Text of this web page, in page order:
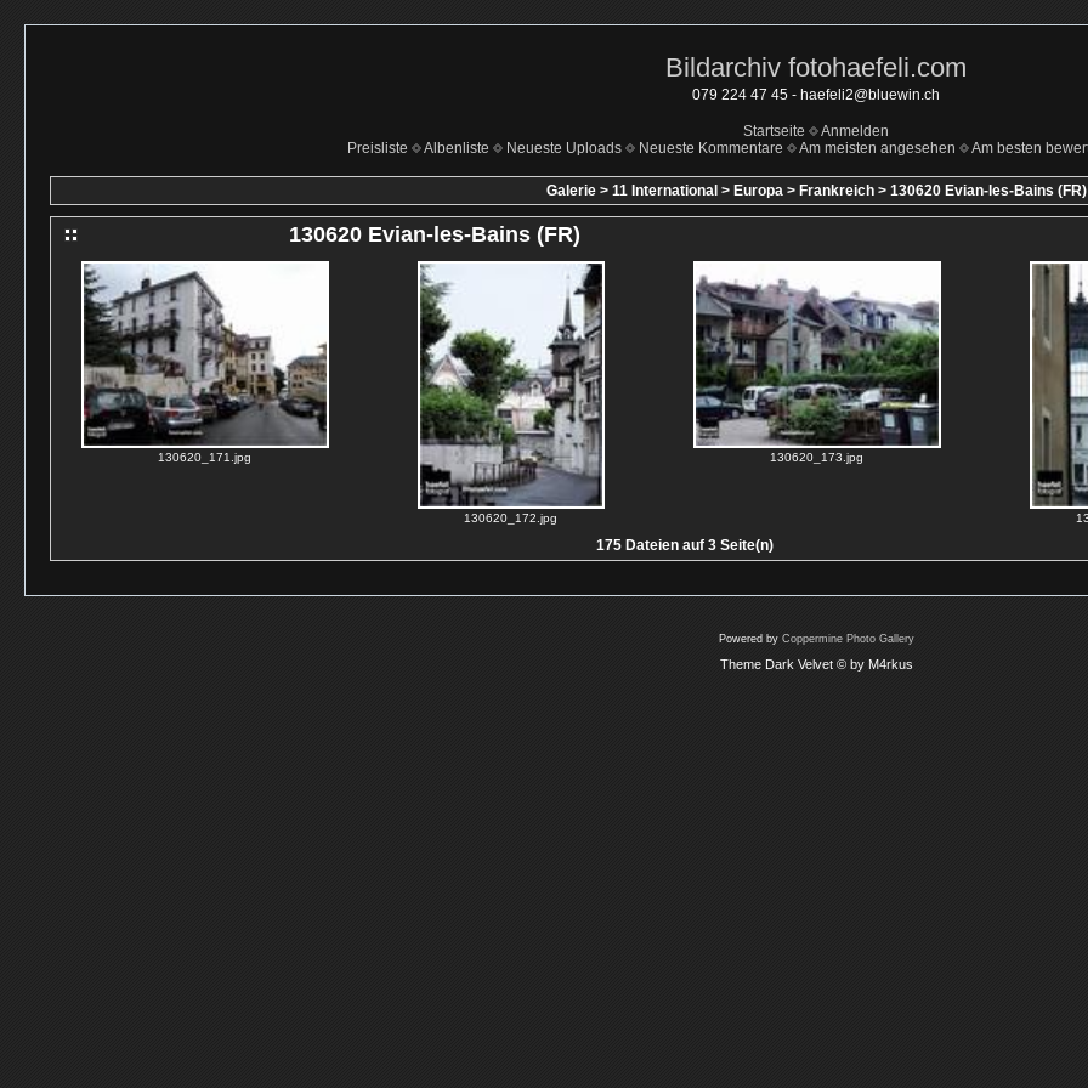
Bildarchiv fotohaefeli.com
079 224 47 45 - haefeli2@bluewin.ch
Startseite
Anmelden
Preisliste
Albenliste Neueste Uploads Neueste Kommentare Am meisten angesehen Am besten
Galerie> 11 International > Europa> Frankreich> 130620 Evian-les-Bains (FR)
130620 Evian-les-Bains (FR)
130620_171.jpg
130620_172.jpg
130620_173.jpg
175 Dateien auf 3 Seite(n)
Powered by Coppermine Photo Gallery
Theme Dark Velvet © by M4rkus